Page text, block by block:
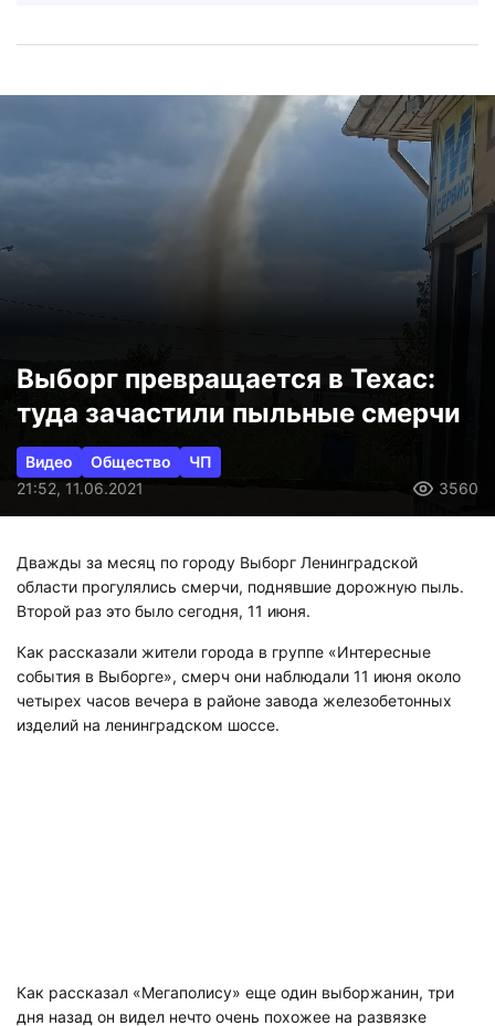
Выборг превращается в Техас:
туда зачастили пыльные смерчи
Видео Общество
ЧП
21:52, 11.06.2021
3560
Дважды за месяц по городу Выборг Ленинградской
области прогулялись смерчи, поднявшие дорожную пыль.
Второй раз это было сегодня, 11 июня.
Как рассказали жители города в группе «Интересные
события в Выборге», смерч они наблюдали 11 июня около
четырех часов вечера в районе завода железобетонных
изделий на ленинградском шоссе.
Как рассказал «Мегаполису» еще один выборжанин, три
дня назад он видел нечто очень похожее на развязке